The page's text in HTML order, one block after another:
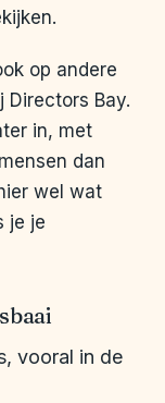
op andere
Directors Bay.
in, met
dan
wel wat
je je
vooral in de